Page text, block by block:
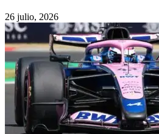
26 julio, 2026